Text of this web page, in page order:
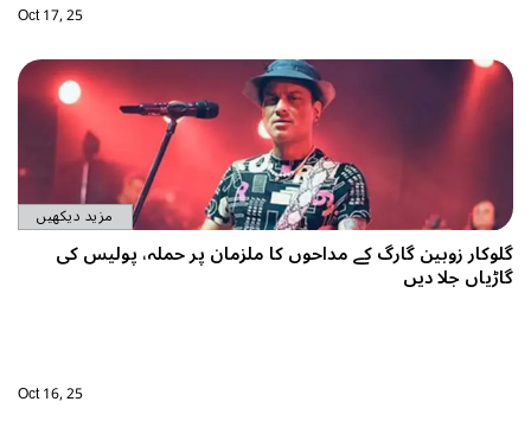
Oct 17, 25
مزید دیکھیں
گلوکار زوبین گارگ کے مداحوں کا ملزمان پر حملہ، پولیس کی
گاڑیاں جلا دیں
Oct 16, 25